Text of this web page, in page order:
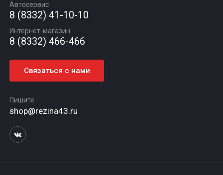
Статьи
Контакты
Автосервис
8 (8332) 41-10-10
Интернет-магазин
8 (8332) 466-466
Связаться с нами
Пишите
shop@rezina43.ru